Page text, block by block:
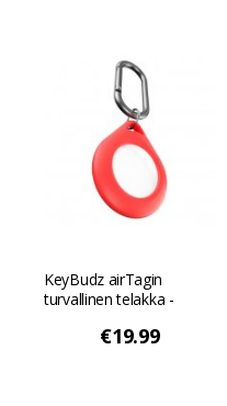
KeyBudz airTagin
turvallinen telakka -
€19.99